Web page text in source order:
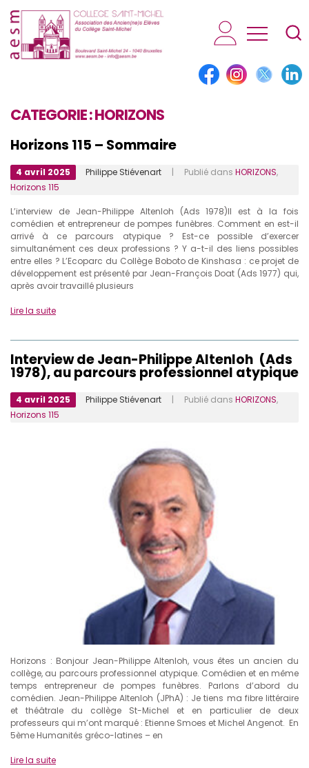
AESM...
CATEGORIE :HORIZONS
Horizons 115 – Sommaire
4 avril 2025 Philippe Stiévenart | Publié dans HORIZONS,
Horizons 115
L’interview de Jean-Philippe Altenloh (Ads 1978)Il est à la fois
comédien et entrepreneur de pompes funèbres. Comment en est-il
arrivé à ce parcours atypique ? Est-ce possible d’exercer
simultanément ces deux professions ? Y a-t-il des liens possibles
entre elles ? L’Ecoparc du Collège Boboto de Kinshasa : ce projet de
développement est présenté par Jean-François Doat (Ads 1977) qui,
après avoir travaillé plusieurs
Lire la suite
Interview de Jean-Philippe Altenloh (Ads
1978), au parcours professionnel atypique
4 avril 2025 Philippe Stiévenart | Publié dans HORIZONS,
Horizons 115
Horizons : Bonjour Jean-Philippe Altenloh, vous êtes un ancien du
collège, au parcours professionnel atypique. Comédien et en même
temps entrepreneur de pompes funèbres. Parlons d’abord du
comédien. Jean-Philippe Altenloh (JPhA) : Je tiens ma fibre littéraire
et théâtrale du collège St-Michel et en particulier de deux
professeurs qui m’ont marqué : Etienne Smoes et Michel Angenot. En
5ème Humanités gréco-latines – en
Lire la suite